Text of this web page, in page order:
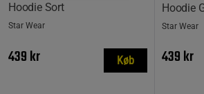
Hoodie Sort
Star Wear
439 kr Køb
Hoodie
Star Wear
439 kr